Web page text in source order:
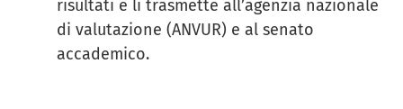
risultati e li trasmette all’agenzia nazionale
di valutazione (ANVUR) e al senato
accademico.